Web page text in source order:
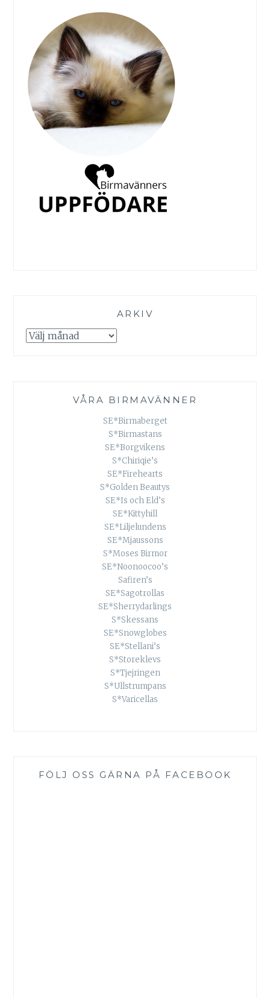
ARKIV
Arkiv
VÅRA BIRMAVÄNNER
SE*Birmaberget
S*Birmastans
SE*Borgvikens
S*Chiriqie’s
SE*Firehearts
S*Golden Beautys
SE*Is och Eld’s
SE*Kittyhill
SE*Liljelundens
SE*Mjaussons
S*Moses Birmor
SE*Noonoocoo’s
Safiren’s
SE*Sagotrollas
SE*Sherrydarlings
S*Skessans
SE*Snowglobes
SE*Stellani’s
S*Storeklevs
S*Tjejringen
S*Ullstrumpans
S*Varicellas
FÖLJ OSS GÄRNA PÅ FACEBOOK